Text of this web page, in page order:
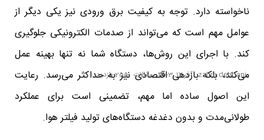
ناخواسته دارد. توجه به کیفیت برق ورودی نیز یکی دیگر از
عوامل مهم است که می‌تواند از صدمات الکترونیکی جلوگیری
کند. با اجرای این روش‌ها، دستگاه شما نه تنها بهینه عمل
می‌کند، بلکه بازدهی اقتصادی نیز به حداکثر می‌رسد. رعایت
این اصول ساده اما مهم، تضمینی است برای عملکرد
طولانی‌مدت و بدون دغدغه دستگاه‌های تولید فیلتر هوا.
zahra dehbani آذر 17, 1403 مقالات 255 بازدید